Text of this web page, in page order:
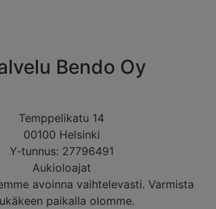
Bendo Oy
Temppelikatu 14
00100 Helsinki
Y-tunnus: 27796491
Aukioloajat
avoinna vaihtelevasti. Varmista
paikalla olomme.